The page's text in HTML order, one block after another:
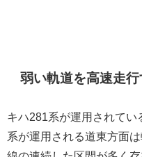
弱い軌道を高速走
キハ281系が運用されて
系が運用される道東方面